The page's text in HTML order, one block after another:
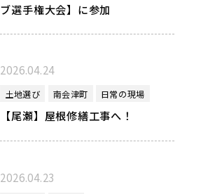
ブ選手権大会】に参加
2026.04.24
土地選び 南会津町 日常の現場
【尾瀬】屋根修繕工事へ！
2026.04.23